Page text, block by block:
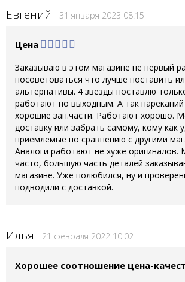
Евгений 31 января 2023 08:15
Цена
Заказываю в этом магазине не первый
посоветоваться что лучше поставить
альтернативы. 4 звезды поставлю
работают по выходным. А так нареканий
хорошие зап.части. Работают хорошо.
доставку или забрать самому, кому как
приемлемые по сравнению с другими
Аналоги работают не хуже
часто, большую часть деталей
магазине. Уже полюбился, ну и
подводили с доставкой.
Илья 21 февраля 2022 10:02
Хорошее соотношение цена-